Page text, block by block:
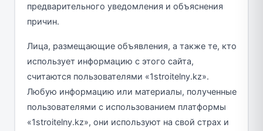
предварительного уведомления и объяснения
причин.
Лица, размещающие объявления, а также те, кто
использует информацию с этого сайта,
считаются пользователями «1stroitelny.kz».
Любую информацию или материалы, полученные
пользователями с использованием платформы
«1stroitelny.kz», они используют на свой страх и